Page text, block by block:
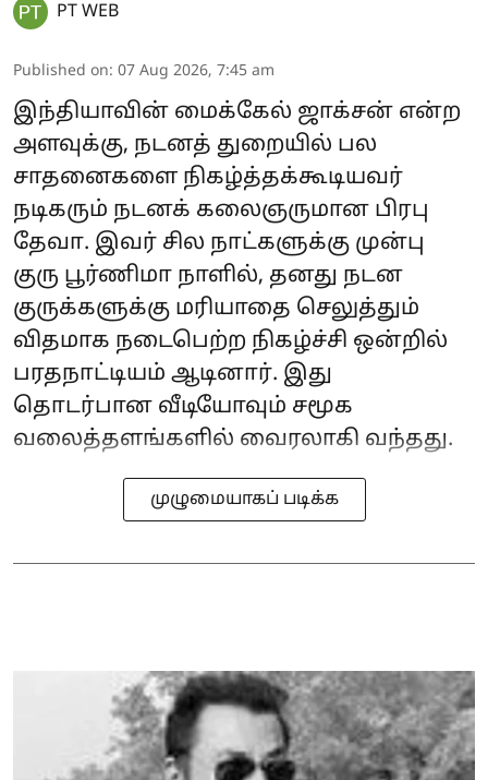
PT WEB
Published on: 07 Aug 2026, 7:45 am
இந்தியாவின் மைக்கேல் ஜாக்சன் என்ற
அளவுக்கு, நடனத் துறையில் பல
சாதனைகளை நிகழ்த்தக்கூடியவர்
நடிகரும் நடனக் கலைஞருமான பிரபு
தேவா. இவர் சில நாட்களுக்கு முன்பு
குரு பூர்ணிமா நாளில், தனது நடன
குருக்களுக்கு மரியாதை செலுத்தும்
விதமாக நடைபெற்ற நிகழ்ச்சி ஒன்றில்
பரதநாட்டியம் ஆடினார். இது
தொடர்பான வீடியோவும் சமூக
வலைத்தளங்களில் வைரலாகி வந்தது.
முழுமையாகப் படிக்க